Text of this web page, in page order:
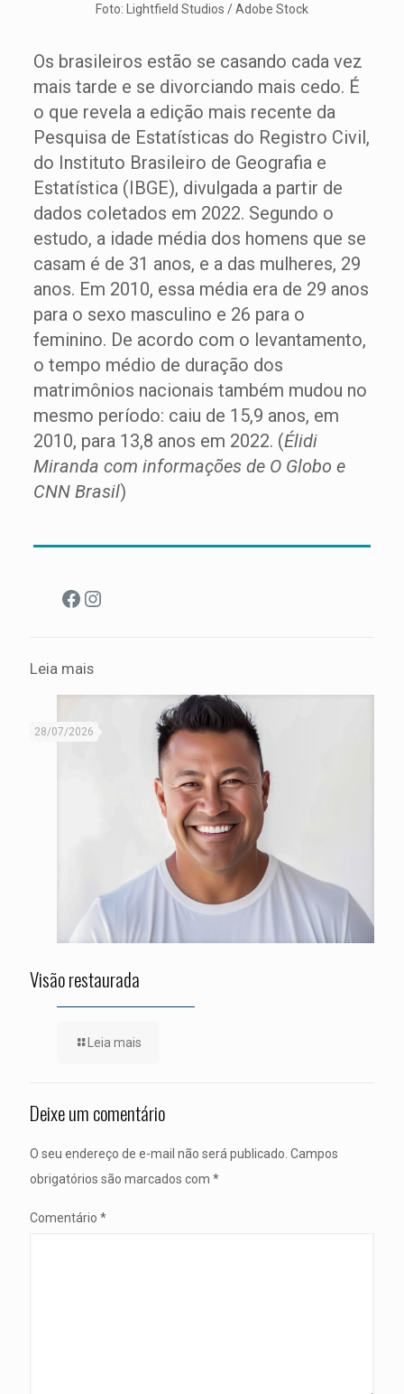
Foto: Lightfield Studios / Adobe Stock
Os brasileiros estão se casando cada vez
mais tarde e se divorciando mais cedo. É
o que revela a edição mais recente da
Pesquisa de Estatísticas do Registro Civil,
do Instituto Brasileiro de Geografia e
Estatística (IBGE), divulgada a partir de
dados coletados em 2022. Segundo o
estudo, a idade média dos homens que se
casam é de 31 anos, e a das mulheres, 29
anos. Em 2010, essa média era de 29 anos
para o sexo masculino e 26 para o
feminino. De acordo com o levantamento,
o tempo médio de duração dos
matrimônios nacionais também mudou no
mesmo período: caiu de 15,9 anos, em
2010, para 13,8 anos em 2022. (Élidi
Miranda com informações de O Globo e
CNN Brasil)
Facebook
Instagram
Leia mais
28/07/2026
Visão restaurada
Leia mais
Deixe um comentário
O seu endereço de e-mail não será publicado. Campos
obrigatórios são marcados com *
Comentário *